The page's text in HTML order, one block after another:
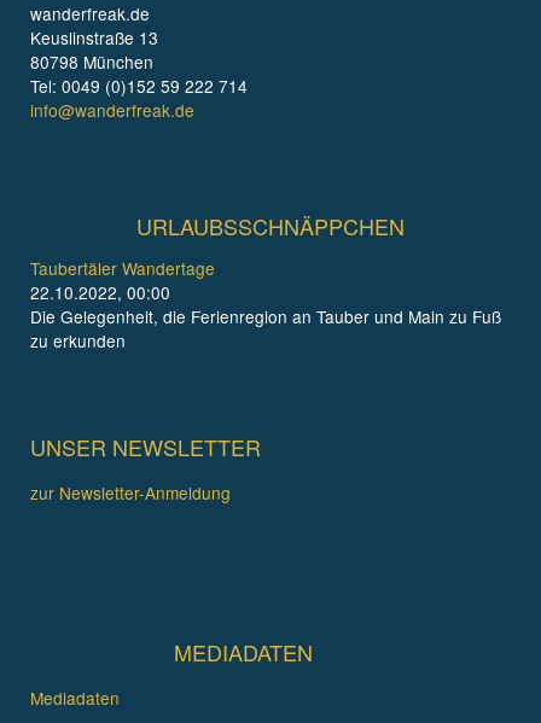
wanderfreak.de
Keuslinstraße 13
80798 München
Tel: 0049 (0)152 59 222 714
info@wanderfreak.de
URLAUBSSCHNÄPPCHEN
Taubertäler Wandertage
22.10.2022, 00:00
Die Gelegenheit, die Ferienregion an Tauber und Main zu Fuß
zu erkunden
UNSER NEWSLETTER
zur Newsletter-Anmeldung
MEDIADATEN
Mediadaten